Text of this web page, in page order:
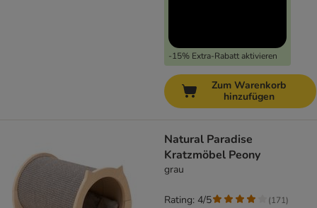
-15% Extra-Rabatt aktivieren
Zum Warenkorb
hinzufügen
Natural Paradise
Kratzmöbel Peony
grau
Rating: 4/5 (171)